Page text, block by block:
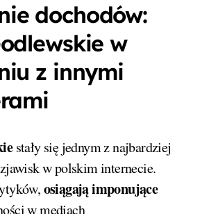
dochodów:
w
z innymi
stały się jednym z najbardziej
w polskim internecie.
osiągają imponujące
w mediach